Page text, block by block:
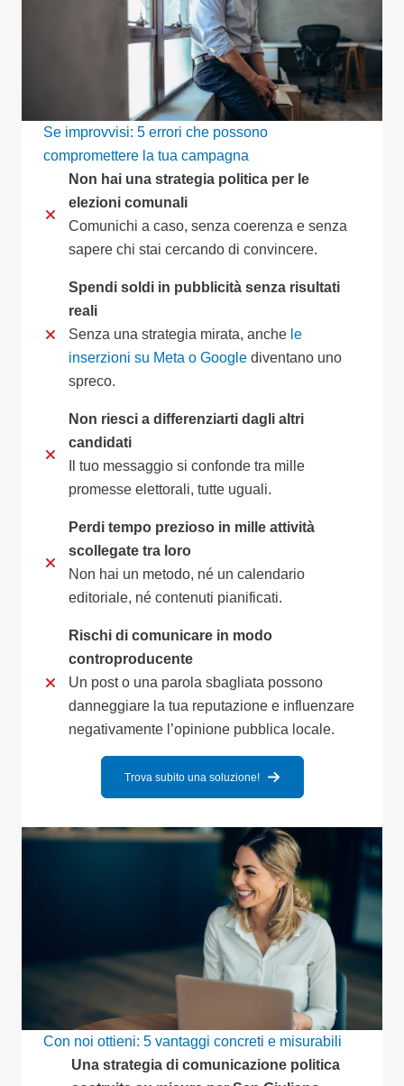
Se improvvisi: 5 errori che possono
compromettere la tua campagna
Non hai una strategia politica per le
elezioni comunali
Comunichi a caso, senza coerenza e senza
sapere chi stai cercando di convincere.
Spendi soldi in pubblicità senza risultati
reali
Senza una strategia mirata, anche le
inserzioni su Meta o Google diventano uno
spreco.
Non riesci a differenziarti dagli altri
candidati
Il tuo messaggio si confonde tra mille
promesse elettorali, tutte uguali.
Perdi tempo prezioso in mille attività
scollegate tra loro
Non hai un metodo, né un calendario
editoriale, né contenuti pianificati.
Rischi di comunicare in modo
controproducente
Un post o una parola sbagliata possono
danneggiare la tua reputazione e influenzare
negativamente l’opinione pubblica locale.
Trova subito una soluzione!
Con noi ottieni: 5 vantaggi concreti e misurabili
Una strategia di comunicazione politica